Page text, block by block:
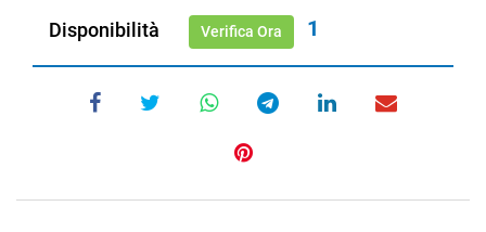
Disponibilità Verifica Ora 1